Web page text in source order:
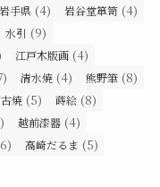
岩手県 (4) 岩谷堂箪笥 (4)
水引 (9)
江戸木版画 (4)
清水焼 (4) 熊野筆 (8)
焼 (5) 蒔絵 (8)
越前漆器 (4)
高崎だるま (5)